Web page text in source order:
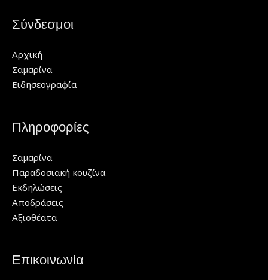
Σύνδεσμοι
Αρχική
Σαμαρίνα
Ειδησεογραφία
Πληροφορίες
Σαμαρίνα
Παραδοσιακή κουζίνα
Εκδηλώσεις
Αποδράσεις
Αξιοθέατα
Επικοινωνία